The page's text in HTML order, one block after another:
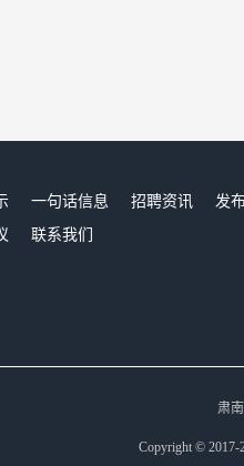
一句话信息 招聘资讯 发
联系我们
肃
Copyright © 2017-